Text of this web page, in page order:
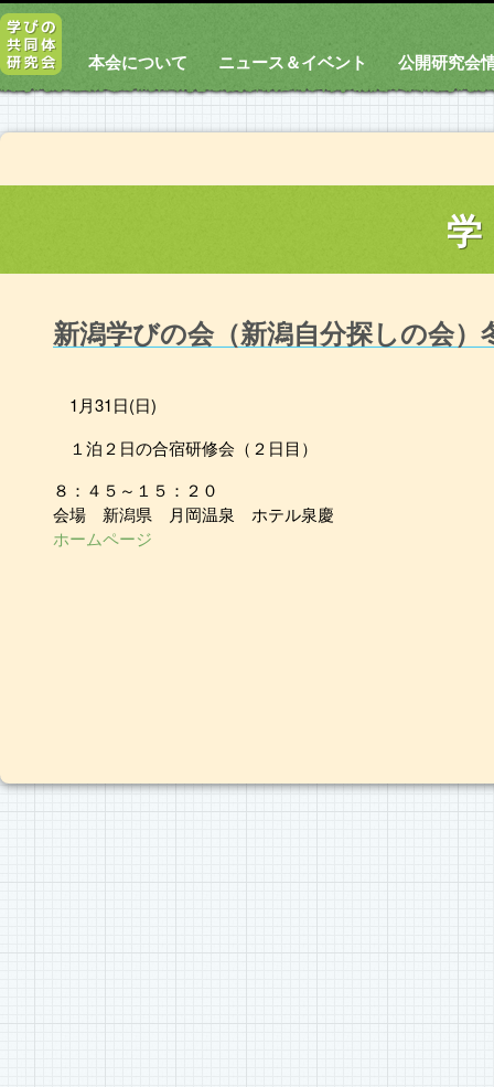
本会について ニュース＆イベント 公開研究会
新潟学びの会（新潟自分探しの会
1月31日(日)
１泊２日の合宿研修会（２日目）
８：４５～ １５：２０
会場 新潟県 月岡温泉 ホテル泉慶
ホームページ